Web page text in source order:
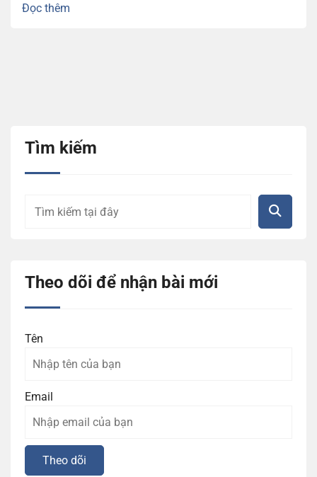
Đọc thêm
Tìm kiếm
Theo dõi để nhận bài mới
Tên
Email